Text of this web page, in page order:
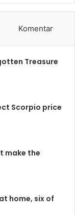
Komentar
Treasure
Scorpio price
make the
home, six of